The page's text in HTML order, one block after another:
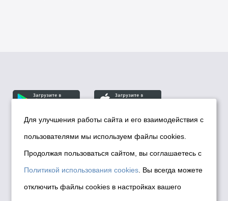
© Департамент информационной политики мэрии
города Новосибирска, 2026
Политика использования Cookies
Политика по обработке персональных
данных в информационных системах
Для улучшения работы сайта и его взаимодействия с
пользователями мы используем файлы cookies.
Продолжая пользоваться сайтом, вы соглашаетесь с
Политикой использования cookies . Вы всегда можете
отключить файлы cookies в настройках вашего